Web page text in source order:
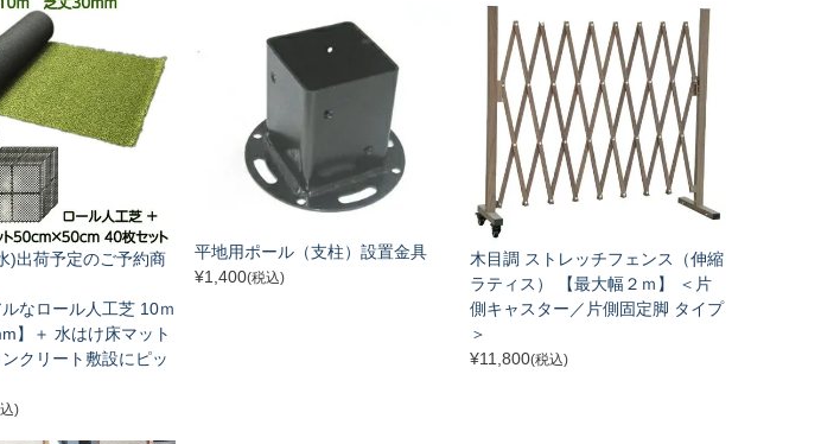
)出荷予定のご予約商
なロール人工芝 10ｍ
】＋ 水はけ床マット
クリート敷設にピッ
)
平地用ポール（支柱）設置金具
¥1,400(税込)
木目調 ストレッチフェンス（伸縮
ラティス） 【最大幅２ｍ】 ＜片
側キャスター／片側固定脚 タイプ
＞
¥11,800(税込)